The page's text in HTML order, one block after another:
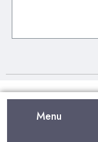
Menu